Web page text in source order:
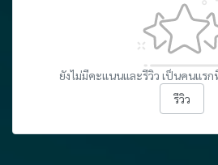
ยังไม่มีคะแนนและรีวิว เป็นคนแร
รีวิว